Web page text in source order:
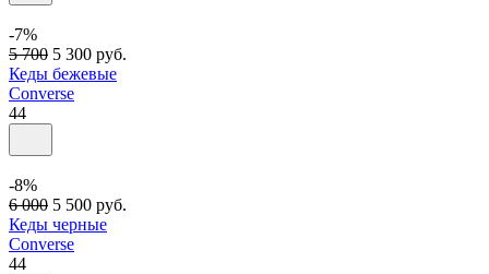
-7%
5 700 5 300 руб.
Кеды бежевые
Converse
44
-8%
6 000 5 500 руб.
Кеды черные
Converse
44